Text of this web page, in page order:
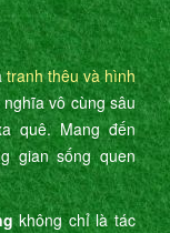
tranh thêu và hình
vô cùng sâu
quê. Mang đến
gian sống quen
không chỉ là tác